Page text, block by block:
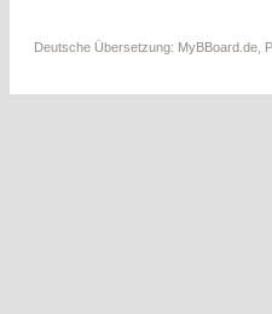
Deutsche Übersetzung: MyBBoard.de ,